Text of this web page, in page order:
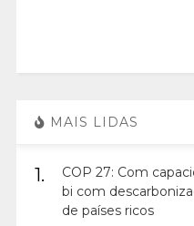
MAIS LIDAS
1.
COP 27: Com
bi com
de países ricos